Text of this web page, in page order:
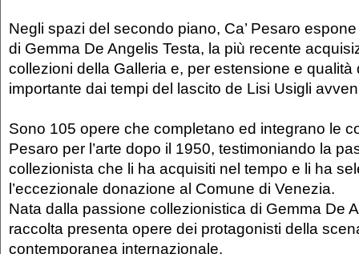
Negli spazi del secondo piano, Ca’ Pesaro
di Gemma De Angelis Testa, la più recente
collezioni della Galleria e, per estensione e qualità
importante dai tempi del lascito de Lisi Usigli
Sono 105 opere che completano ed integrano le
Pesaro per l’arte dopo il 1950, testimoniando la
collezionista che li ha acquisiti nel tempo e li ha
l’eccezionale donazione al Comune di Venezia.
Nata dalla passione collezionistica di Gemma De
raccolta presenta opere dei protagonisti della
contemporanea internazionale.